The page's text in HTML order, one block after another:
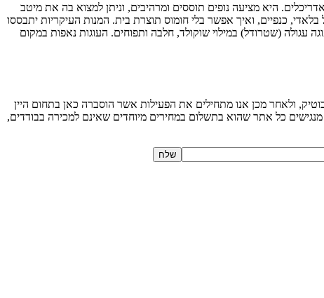
בקפידה על ידי מיטב האדריכלים. היא מציעה נופים תוססים ומרהיבים, וניתן למצוא בה את מיטב
כנפיים, ואיך אפשר בלי חומוס תוצרת בית. המנות העיקריות יתבססו
עגולה (שטרודל) במילוי שוקולד, חלבה ותפוחים. העוגות נאפות במקום
ולאחר מכן אנו מתחילים את הפעילות אשר הוסברה כאן בתחום היין
מנגישים כל אתר שהוא בתשלום במחירים מיוחדים שאינם למכירה בבודדים,